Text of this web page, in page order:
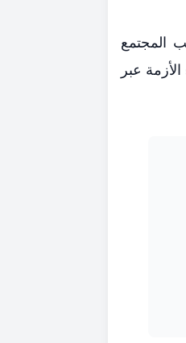
المجتمع
عبر